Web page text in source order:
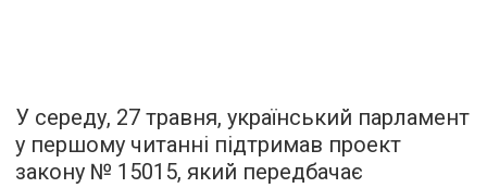
У середу, 27 травня, український парламент
у першому читанні підтримав проект
закону № 15015, який передбачає